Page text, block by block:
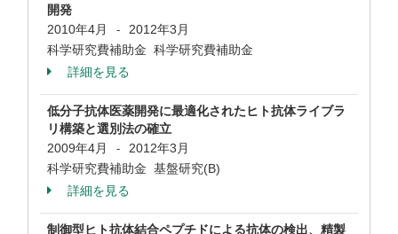
開発
2010年4月
-
2012年3月
科学研究費補助金 科学研究費補助金
詳細を見る
低分子抗体医薬開発に最適化されたヒト抗体ライブラ
リ構築と選別法の確立
2009年4月
-
2012年3月
科学研究費補助金 基盤研究(B)
詳細を見る
制御型ヒト抗体結合ペプチドによる抗体の検出、精製